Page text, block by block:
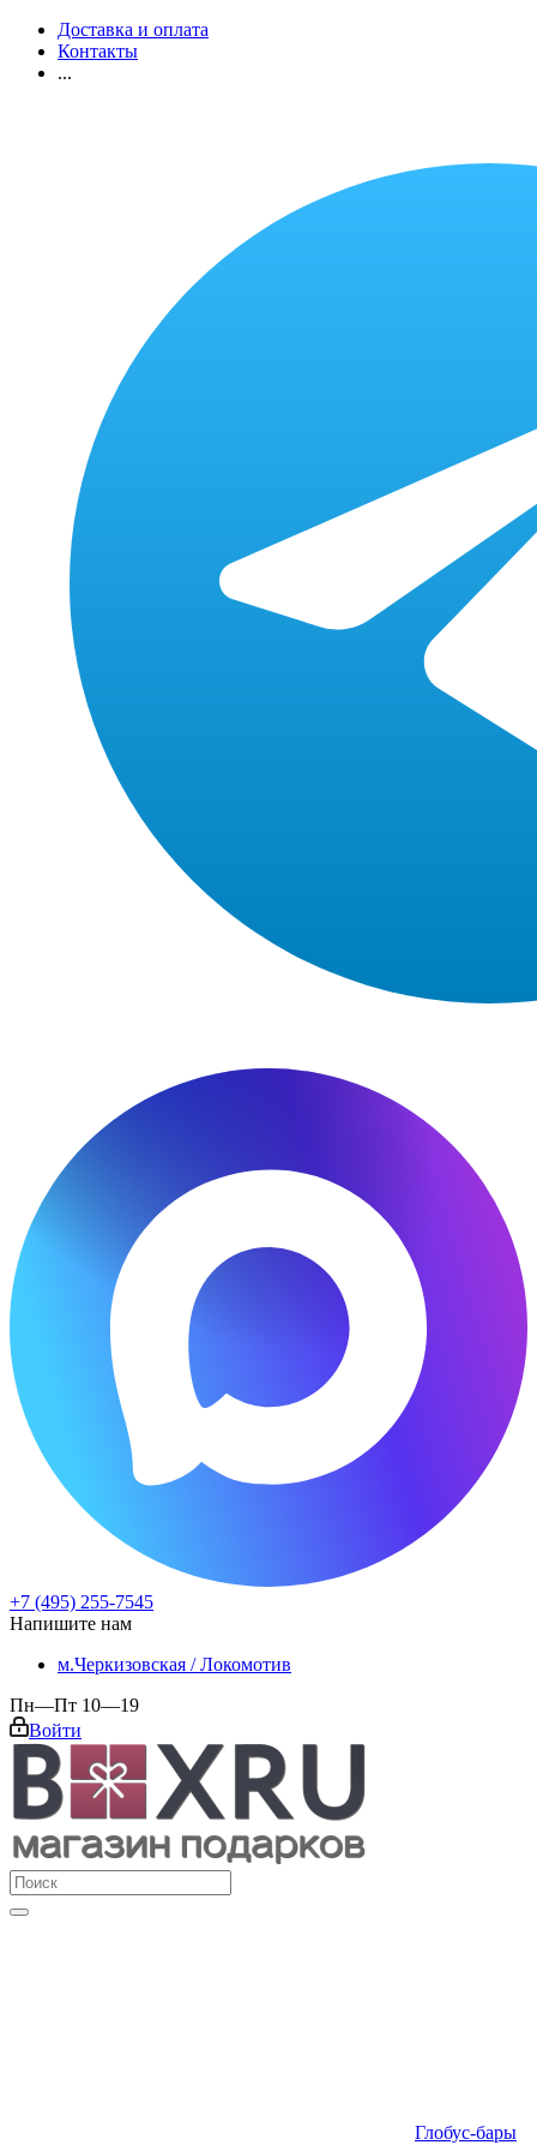
Доставка и оплата
Контакты
...
+7 (495) 255-7545
Напишите нам
м.Черкизовская / Локомотив
Пн—Пт 10—19
Войти
Глобус-бары